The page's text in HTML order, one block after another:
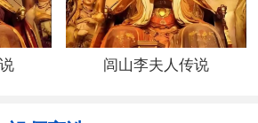
闾山李夫人传说